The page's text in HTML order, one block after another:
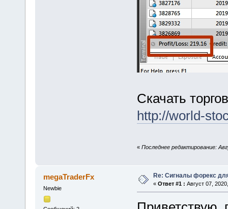
Скачать
http://world-
« Последнее редактирование:
megaTraderFx
Newbie
Re: Сигналы форекс
« Ответ #1 : Август 07,